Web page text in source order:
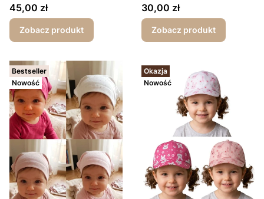
motylek różowy
Cena
45,00 zł
Zobacz produkt
Cena
30,00 zł
Zobacz produkt
Bestseller
Nowość
Okazja
Nowość